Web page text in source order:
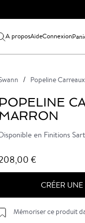
A proposAideConnexion
Popeline
en Finitions
€
CRÉER
Mémoriser ce produit